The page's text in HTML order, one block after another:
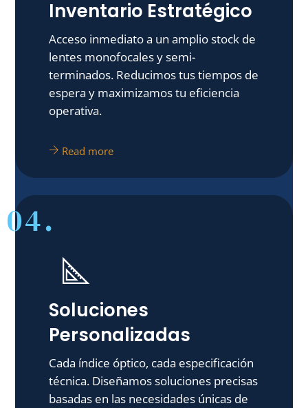
Inventario Estratégico
Acceso inmediato a un amplio stock de
lentes monofocales y semi-
terminados. Reducimos tus tiempos de
espera y maximizamos tu eficiencia
operativa.
Read more
04.
Soluciones
Personalizadas
Cada índice óptico, cada especificación
técnica. Diseñamos soluciones precisas
basadas en las necesidades únicas de